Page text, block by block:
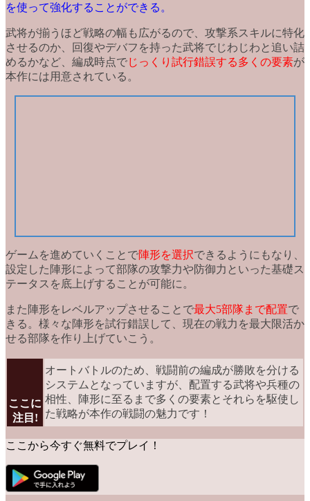
を使って強化することができる。
武将が揃うほど戦略の幅も広がるので、攻撃系スキルに特化
させるのか、回復やデバフを持った武将でじわじわと追い詰
めるかなど、編成時点でじっくり試行錯誤する多くの要素が
本作には用意されている。
ゲームを進めていくことで陣形を選択できるようにもなり、
設定した陣形によって部隊の攻撃力や防御力といった基礎ス
テータスを底上げすることが可能に。
また陣形をレベルアップさせることで最大5部隊まで配置で
きる。様々な陣形を試行錯誤して、現在の戦力を最大限活か
せる部隊を作り上げていこう。
ここに
注目!
オートバトルのため、戦闘前の編成が勝敗を分ける
システムとなっていますが、配置する武将や兵種の
相性、陣形に至るまで多くの要素とそれらを駆使し
た戦略が本作の戦闘の魅力です！
ここから今すぐ無料でプレイ！